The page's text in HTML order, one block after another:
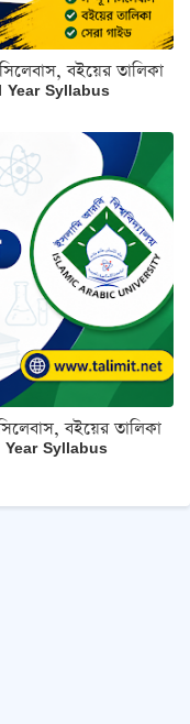
বইয়ের তালিকা
Syllabus
বইয়ের তালিকা
Syllabus